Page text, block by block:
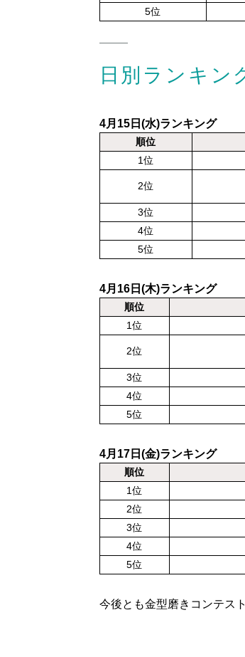
5位
日別ランキン
4月15日(水)ランキング
順位
1位
2位
3位
4位
5位
4月16日(木)ランキング
順位
1位
2位
3位
4位
5位
4月17日(金)ランキング
順位
1位
2位
3位
4位
5位
今後とも金型磨きコンテス